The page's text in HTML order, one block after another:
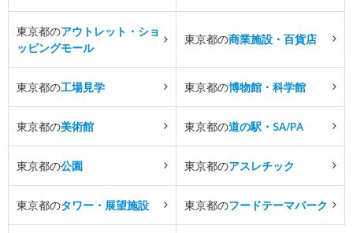
東京都のアウトレット・ショ
ッピングモール
東京都の商業施設・百貨店
東京都の工場見学 東京都の博物館・科学館
東京都の美術館 東京都の道の駅・SA/PA
東京都の公園 東京都のアスレチック
東京都のタワー・展望施設 東京都のフードテーマパーク